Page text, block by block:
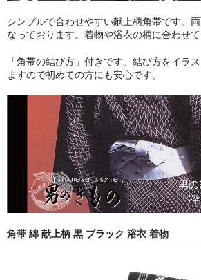
シンプルで合わせやすい献上柄角帯です。
なっております。着物や浴衣の柄に合わせて
「角帯の結び方」付きです。結び方をイラ
ますので初めての方にも安心です。
角帯 綿 献上柄 黒 ブラック 浴衣 着物